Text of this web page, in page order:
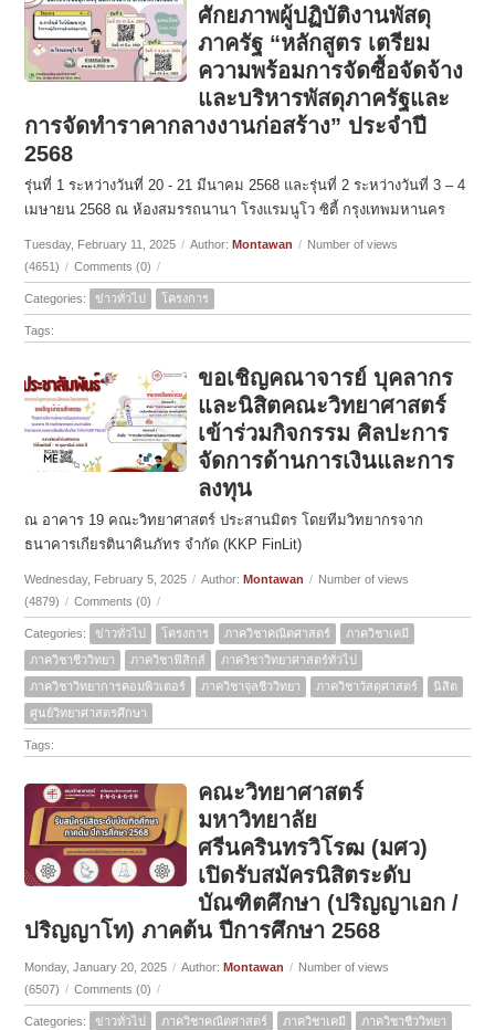
ศักยภาพผู้ปฏิบัติงานพัสดุ
ภาครัฐ “หลักสูตร เตรียม
ความพร้อมการจัดซื้อจัดจ้าง
และบริหารพัสดุภาครัฐและ
การจัดทำราคากลางงานก่อสร้าง” ประจำปี
2568
รุ่นที่ 1 ระหว่างวันที่ 20 - 21 มีนาคม 2568 และรุ่นที่ 2 ระหว่างวันที่ 3 – 4
เมษายน 2568 ณ ห้องสมรรถนานา โรงแรมนูโว ซิตี้ กรุงเทพมหานคร
Tuesday, February 11, 2025 / Author: Montawan / Number of views
(4651) / Comments (0) /
Categories: ข่าวทั่วไป โครงการ
Tags:
ขอเชิญคณาจารย์ บุคลากร
และนิสิตคณะวิทยาศาสตร์
เข้าร่วมกิจกรรม ศิลปะการ
จัดการด้านการเงินและการ
ลงทุน
ณ อาคาร 19 คณะวิทยาศาสตร์ ประสานมิตร โดยทีมวิทยากรจาก
ธนาคารเกียรตินาคินภัทร จำกัด (KKP FinLit)
Wednesday, February 5, 2025 / Author: Montawan / Number of views
(4879) / Comments (0) /
Categories: ข่าวทั่วไป โครงการ ภาควิชาคณิตศาสตร์
ภาควิชาเคมี
ภาควิชาชีววิทยา
ภาควิชาฟิสิกส์
ภาควิชาวิทยาศาสตร์ทั่วไป
ภาควิชาวิทยาการคอมพิวเตอร์
ภาควิชาจุลชีววิทยา ภาควิชาวัสดุศาสตร์
นิสิต
ศูนย์วิทยาศาสตรศึกษา
Tags:
คณะวิทยาศาสตร์
มหาวิทยาลัย
ศรีนครินทรวิโรฒ (มศว)
เปิดรับสมัครนิสิตระดับ
บัณฑิตศึกษา (ปริญญาเอก /
ปริญญาโท) ภาคต้น ปีการศึกษา 2568
Monday, January 20, 2025 / Author: Montawan / Number of views
(6507) / Comments (0) /
Categories: ข่าวทั่วไป ภาควิชาคณิตศาสตร์ ภาควิชาเคมี
ภาควิชาชีววิทยา